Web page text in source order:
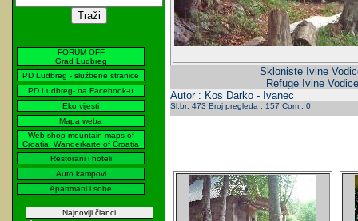
FORUM OFF
Grad Ludbreg
PD Ludbreg - službene stranice
PD Ludbreg- na Facebook-u
Eko vijesti
Mapa weba
Web shop mountain maps of
Croatia, Wanderkarte of Croatia
Restorani i hoteli
Auto kampovi
Apartmani i sobe
Najnoviji članci
Skloniste Ivine
Refuge Ivine
Autor : Kos Darko - Ivanec
Sl.br: 473 Broj pregleda : 157 Com : 0